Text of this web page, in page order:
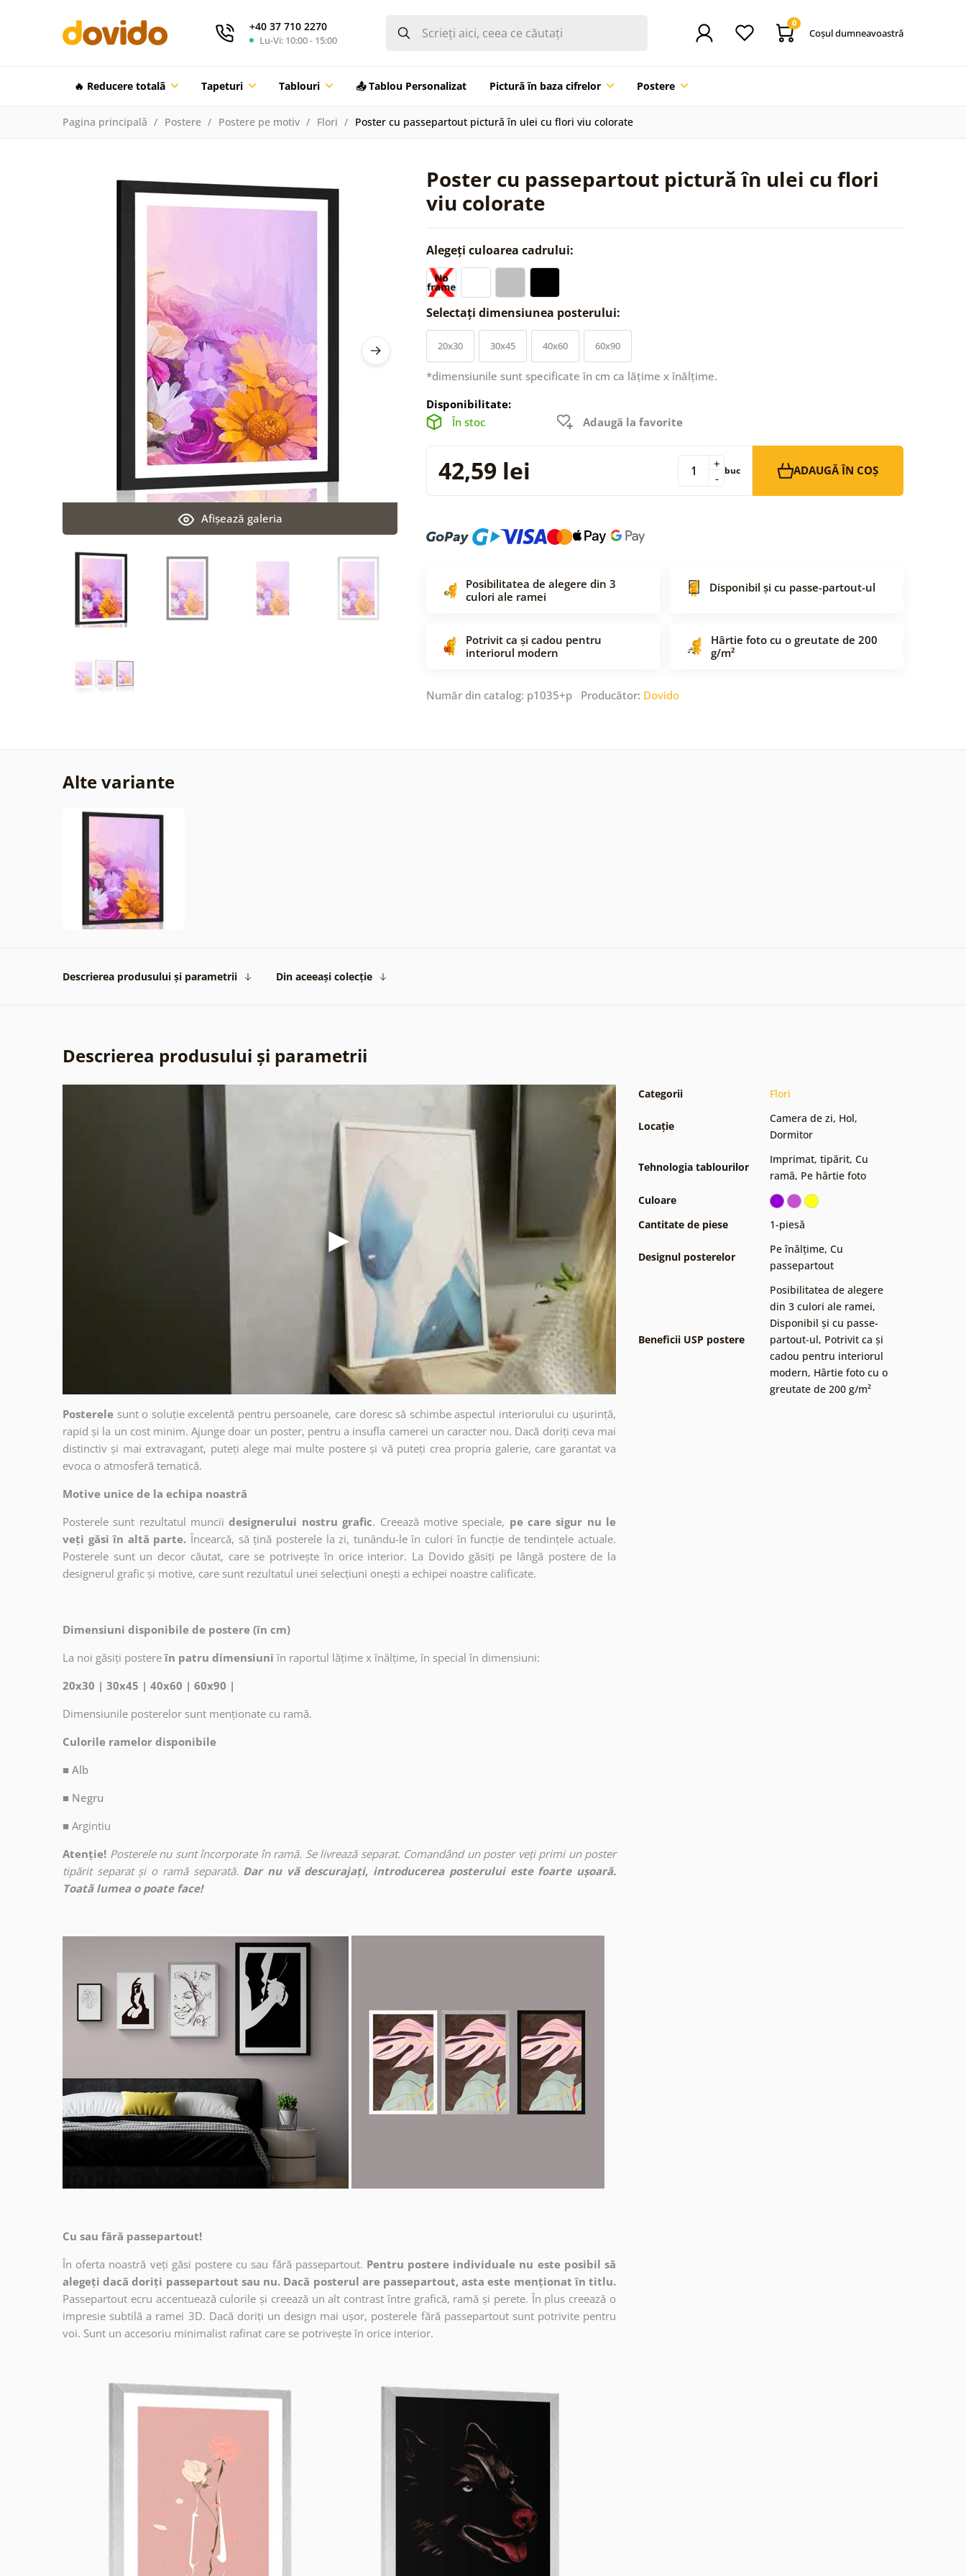
+40 37 710 2270
Lu-Vi: 10:00 - 15:00
0
Coşul dumneavoastră
🔥 Reducere totalã Tapeturi Tablouri 📤 Tablou Personalizat Pictură în baza cifrelor Postere
Pagina principală Postere Postere pe motiv Flori Poster cu passepartout pictură în ulei cu flori viu colorate
Poster cu passepartout pictură în ulei cu flori
viu colorate
Afişează galeria
Alegeți culoarea cadrului:
Selectați dimensiunea posterului:
20x30 30x45 40x60 60x90
*dimensiunile sunt specificate în cm ca lățime x înălțime.
Disponibilitate:
În stoc
Adaugă la favorite
42,59 lei -
+ buc ADAUGĂ ÎN COȘ
Posibilitatea de alegere din 3
culori ale ramei
Disponibil și cu passe-partout-ul
Potrivit ca și cadou pentru
interiorul modern
Hârtie foto cu o greutate de 200
g/m²
Număr din catalog: p1035+p Producător: Dovido
Alte variante
Descrierea produsului și parametrii Din aceeași colecție
Descrierea produsului și parametrii
Posterele sunt o soluție excelentă pentru persoanele, care doresc să schimbe aspectul interiorului cu ușurință,
rapid și la un cost minim. Ajunge doar un poster, pentru a insufla camerei un caracter nou. Dacă doriți ceva mai
distinctiv și mai extravagant, puteți alege mai multe postere și vă puteți crea propria galerie, care garantat va
evoca o atmosferă tematică.
Motive unice de la echipa noastră
Posterele sunt rezultatul muncii designerului nostru grafic. Creează motive speciale, pe care sigur nu le
veți găsi în altă parte. Încearcă, să țină posterele la zi, tunându-le în culori în funcție de tendințele actuale.
Posterele sunt un decor căutat, care se potrivește în orice interior. La Dovido găsiți pe lângă postere de la
designerul grafic și motive, care sunt rezultatul unei selecțiuni onești a echipei noastre calificate.
Dimensiuni disponibile de postere (în cm)
La noi găsiți postere în patru dimensiuni în raportul lățime x înălțime, în special în dimensiuni:
20x30 | 30x45 | 40x60 | 60x90 |
Dimensiunile posterelor sunt menționate cu ramă.
Culorile ramelor disponibile
■ Alb
■ Negru
■ Argintiu
Atenție! Posterele nu sunt încorporate în ramă. Se livrează separat. Comandând un poster veți primi un poster
tipărit separat și o ramă separată. Dar nu vă descurajați, introducerea posterului este foarte ușoară.
Toată lumea o poate face!
Cu sau fără passepartout!
În oferta noastră veți găsi postere cu sau fără passepartout. Pentru postere individuale nu este posibil să
alegeți dacă doriți passepartout sau nu. Dacă posterul are passepartout, asta este menționat în titlu.
Passepartout ecru accentuează culorile și creează un alt contrast între grafică, ramă și perete. În plus creează o
impresie subtilă a ramei 3D. Dacă doriți un design mai ușor, posterele fără passepartout sunt potrivite pentru
voi. Sunt un accesoriu minimalist rafinat care se potrivește în orice interior.
Categorii Flori
Locație
Camera de zi, Hol,
Dormitor
Tehnologia tablourilor
Imprimat, tipărit, Cu
ramă, Pe hârtie foto
Culoare
Cantitate de piese
1-piesă
Designul posterelor
Pe înălțime, Cu
passepartout
Beneficii USP postere
Posibilitatea de alegere
din 3 culori ale ramei,
Disponibil și cu passe-
partout-ul, Potrivit ca și
cadou pentru interiorul
modern, Hârtie foto cu o
greutate de 200 g/m²